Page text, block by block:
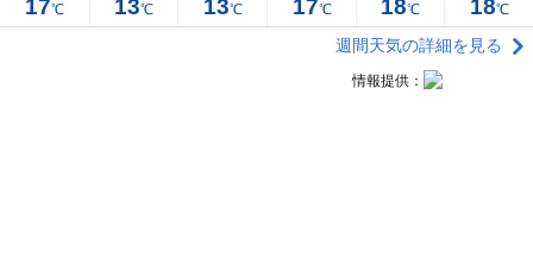
17℃ 13℃ 13℃ 17℃ 18℃ 18℃
週間天気の詳細を見る
情報提供：